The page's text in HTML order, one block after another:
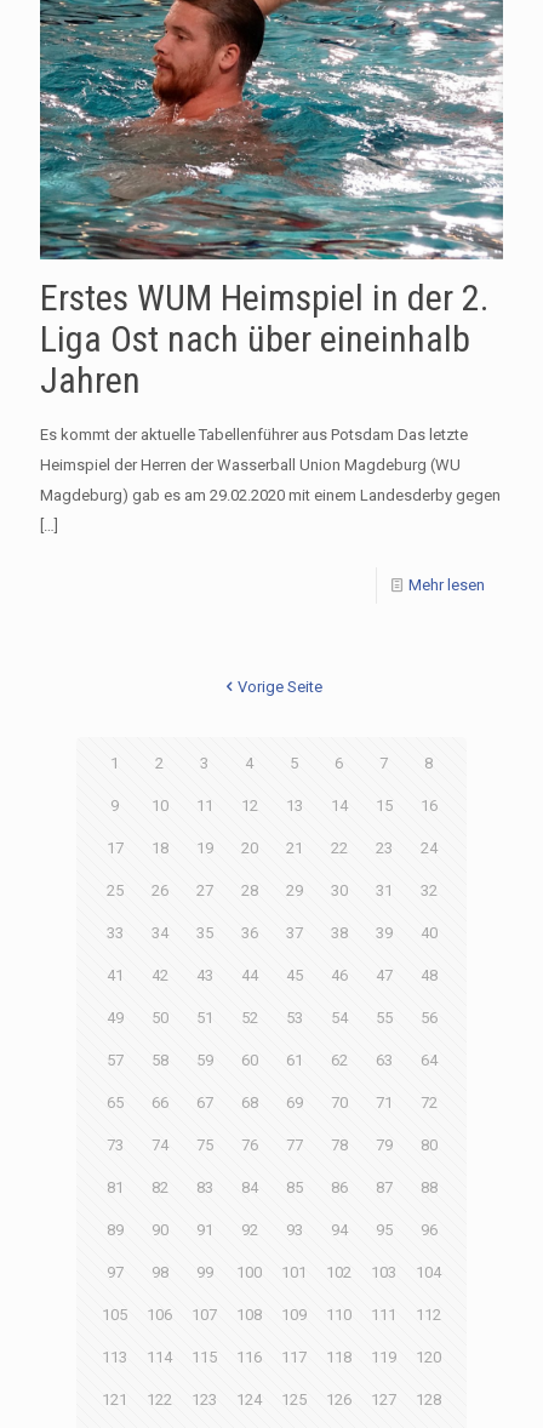
Erstes WUM Heimspiel in der 2.
Liga Ost nach über eineinhalb
Jahren
Es kommt der aktuelle Tabellenführer aus Potsdam Das letzte
Heimspiel der Herren der Wasserball Union Magdeburg (WU
Magdeburg) gab es am 29.02.2020 mit einem Landesderby gegen
Mehr lesen
Vorige Seite
1 2 3 4 5 6 7 8
9 10 11 12 13 14 15 16
17 18 19 20 21 22 23 24
25 26 27 28 29 30 31 32
33 34 35 36 37 38 39 40
41 42 43 44 45 46 47 48
49 50 51 52 53 54 55 56
57 58 59 60 61 62 63 64
65 66 67 68 69 70 71 72
73 74 75 76 77 78 79 80
81 82 83 84 85 86 87 88
89 90 91 92 93 94 95 96
97 98 99 100 101 102 103 104
105 106 107 108 109 110 111 112
113 114 115 116 117 118 119 120
121 122 123 124 125 126 127 128